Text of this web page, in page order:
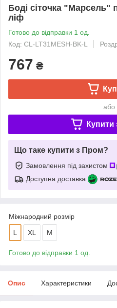
Боді сіточка "Марсель"
ліф
Готово до відправки 1 од.
Код: CL-LT31MESH-BK-L
767 ₴
або
Купити
Що таке купити з Пром?
Замовлення під захистом
Доступна доставка
Міжнародний розмір
L XL M
Готово до відправки 1 од.
Опис Характеристики